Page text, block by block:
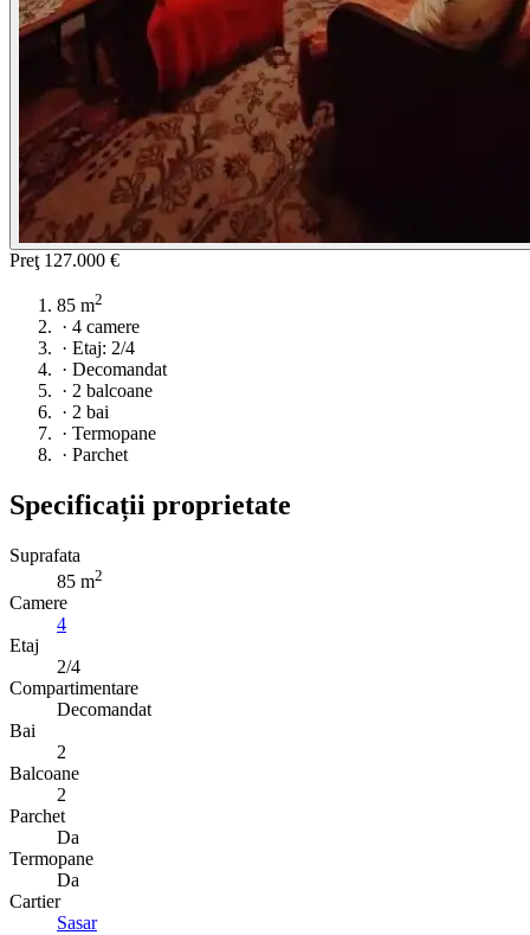
Preţ 127.000 €
85 m2
· 4 camere
· Etaj: 2/4
· Decomandat
· 2 balcoane
· 2 bai
· Termopane
· Parchet
Specificații proprietate
Suprafata
85 m2
Camere
4
Etaj
2/4
Compartimentare
Decomandat
Bai
2
Balcoane
2
Parchet
Da
Termopane
Da
Cartier
Sasar